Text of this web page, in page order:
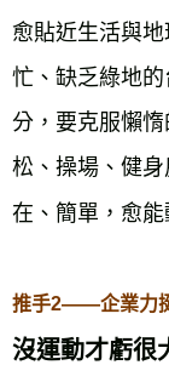
愈貼近生活與
忙、缺乏綠地
分，要克服懶
松、操場、健
在、簡單，愈能
推手2——企業力
沒運動才虧